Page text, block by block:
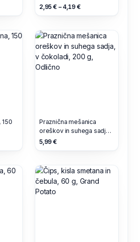
0.3 l, Frosch Baby
2,95 € – 4,19 €
150
Praznična mešanica
oreškov in suhega sadja,
v čokoladi, 200 g,
5,99 €